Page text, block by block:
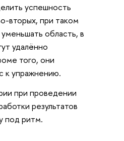
успешность
вторых, при таком
область, в
удалённо
того, они
к упражнению.
при проведении
результатов
под ритм.